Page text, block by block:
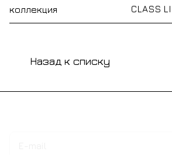
коллекция CLASS
Назад к списку